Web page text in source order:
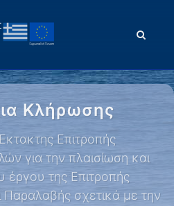
Κλήρωσης
Επιτροπής
για την πλαισίωση και
έργου της Επιτροπής
σχετικά με την